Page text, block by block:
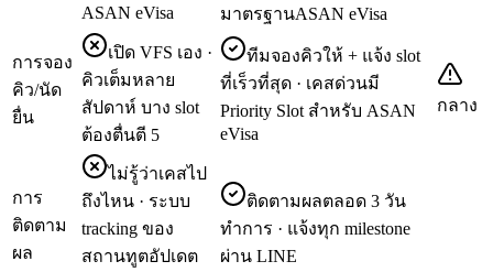
ASAN eVisa
มาตรฐานASAN eVisa
การจอง
คิว/นัด
ยื่น
เปิด VFS เอง ·
คิวเต็มหลาย
สัปดาห์ บาง slot
ต้องตื่นตี 5
ทีมจองคิวให้ + แจ้ง slot
ที่เร็วที่สุด · เคสด่วนมี
Priority Slot สำหรับ ASAN
eVisa
กลาง
การ
ติดตาม
ผล
ไม่รู้ว่าเคสไป
ถึงไหน · ระบบ
tracking ของ
สถานทูตอัปเดต
ติดตามผลตลอด 3 วัน
ทำการ · แจ้งทุก milestone
ผ่าน LINE